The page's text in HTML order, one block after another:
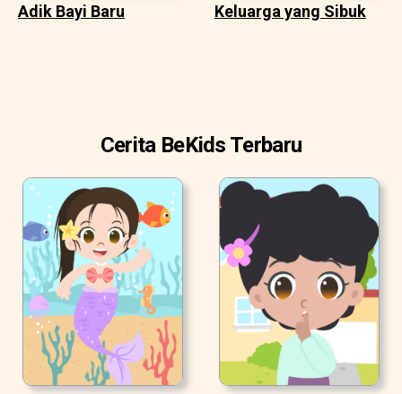
Adik Bayi Baru Keluarga yang Sibuk
Cerita BeKids Terbaru